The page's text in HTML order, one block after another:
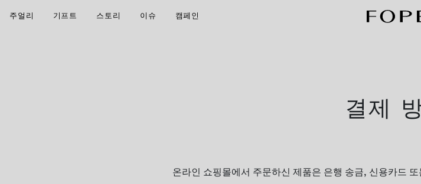
주얼리 기프트 스토리 이슈 캠페인
결제
온라인 쇼핑몰에서 주문하신 제품은 은행 송금, 신용카드 또